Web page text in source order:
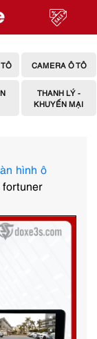
CAMERA Ô TÔ
THANH LÝ -
KHUYẾN MẠI
hình ô